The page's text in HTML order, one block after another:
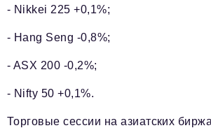
- Nikkei 225 +0,1%;
- Hang Seng -0,8%;
- ASX 200 -0,2%;
- Nifty 50 +0,1%.
Торговые сессии на азиатских